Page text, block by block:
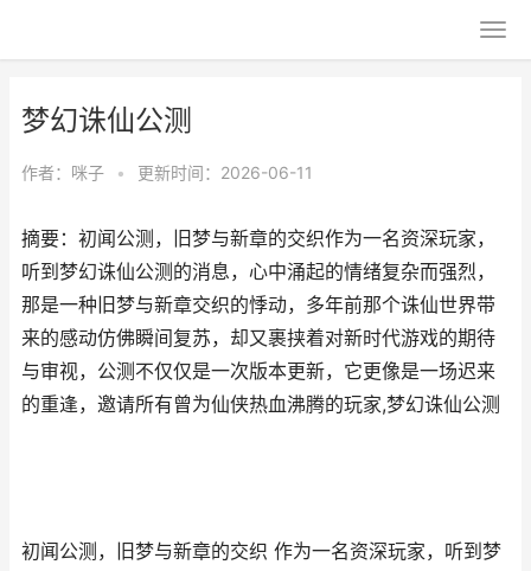
梦幻诛仙公测
作者： 咪子 • 更新时间：2026-06-11
摘要：初闻公测，旧梦与新章的交织作为一名资深玩家，
听到梦幻诛仙公测的消息，心中涌起的情绪复杂而强烈，
那是一种旧梦与新章交织的悸动，多年前那个诛仙世界带
来的感动仿佛瞬间复苏，却又裹挟着对新时代游戏的期待
与审视，公测不仅仅是一次版本更新，它更像是一场迟来
的重逢，邀请所有曾为仙侠热血沸腾的玩家,梦幻诛仙公测
初闻公测，旧梦与新章的交织 作为一名资深玩家，听到梦